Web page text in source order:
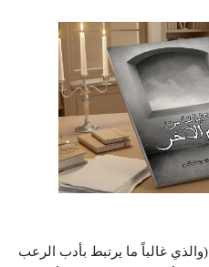
(والذي غالباً ما يرتبط بأدب الرعب